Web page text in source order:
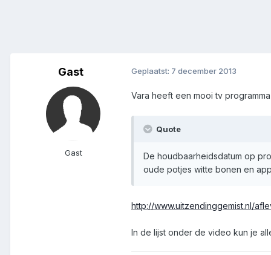
Gast
Gast
Geplaatst: 7 december 2013
Vara heeft een mooi tv
Quote
De houdbaarheidsdatum op
oude potjes witte bonen en
http://www.uitzendinggemist.nl/
In de lijst onder de video kun je